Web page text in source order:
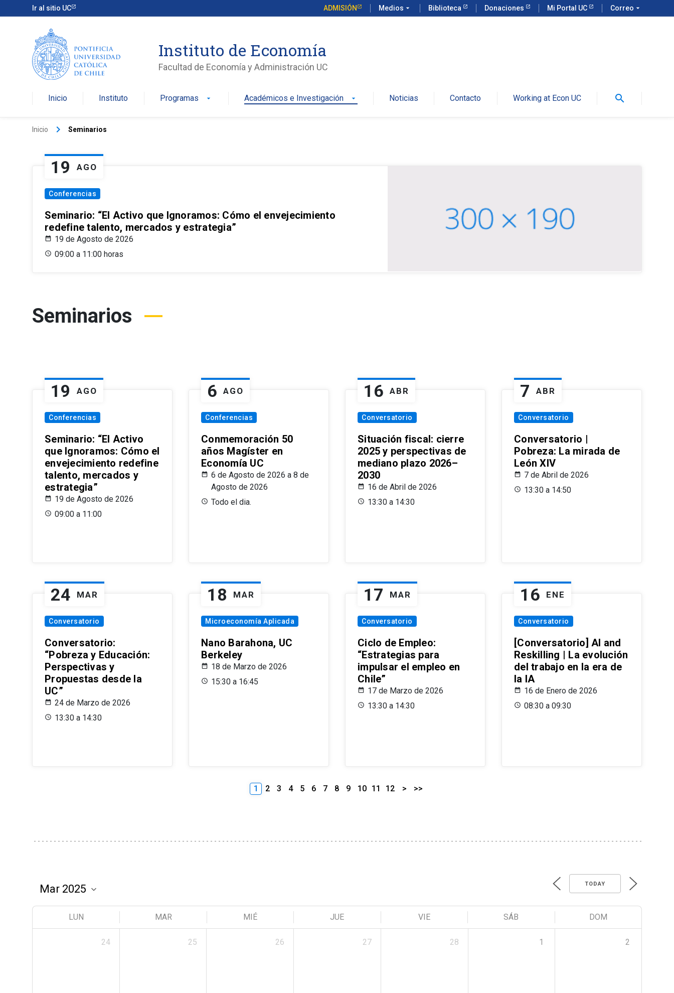
Ir al sitio UC ADMISIÓN Medios arrow_drop_down Biblioteca Donaciones Mi Portal UC Correo arrow_drop_down
Instituto de Economía
Facultad de Economía y Administración UC
Inicio Instituto Programas arrow_drop_down Académicos e Investigación arrow_drop_down Noticias Contacto Working at Econ UC search
Inicio keyboard_arrow_right Seminarios
19 AGO
Conferencias
Seminario: “El Activo que Ignoramos: Cómo el envejecimiento
redefine talento, mercados y estrategia”
19 de Agosto de 2026
09:00 a 11:00 horas
Seminarios
19 AGO
Conferencias
Seminario: “El Activo
que Ignoramos: Cómo el
envejecimiento redefine
talento, mercados y
estrategia”
19 de Agosto de 2026
09:00 a 11:00
6 AGO
Conferencias
Conmemoración 50
años Magíster en
Economía UC
6 de Agosto de 2026 a 8 de
Agosto de 2026
Todo el dia.
16 ABR
Conversatorio
Situación fiscal: cierre
2025 y perspectivas de
mediano plazo 2026–
2030
16 de Abril de 2026
13:30 a 14:30
7 ABR
Conversatorio
Conversatorio |
Pobreza: La mirada de
León XIV
7 de Abril de 2026
13:30 a 14:50
24 MAR
Conversatorio
Conversatorio:
“Pobreza y Educación:
Perspectivas y
Propuestas desde la
UC”
24 de Marzo de 2026
13:30 a 14:30
18 MAR
Microeconomía Aplicada
Nano Barahona, UC
Berkeley
18 de Marzo de 2026
15:30 a 16:45
17 MAR
Conversatorio
Ciclo de Empleo:
“Estrategias para
impulsar el empleo en
Chile”
17 de Marzo de 2026
13:30 a 14:30
16 ENE
Conversatorio
[Conversatorio] AI and
Reskilling | La evolución
del trabajo en la era de
la IA
16 de Enero de 2026
08:30 a 09:30
1 2 3 4 5 6 7 8 9 10 11 12 > >>
TODAY
LUN MAR MIÉ JUE VIE SÁB DOM
24 25 26 27 28 1 2